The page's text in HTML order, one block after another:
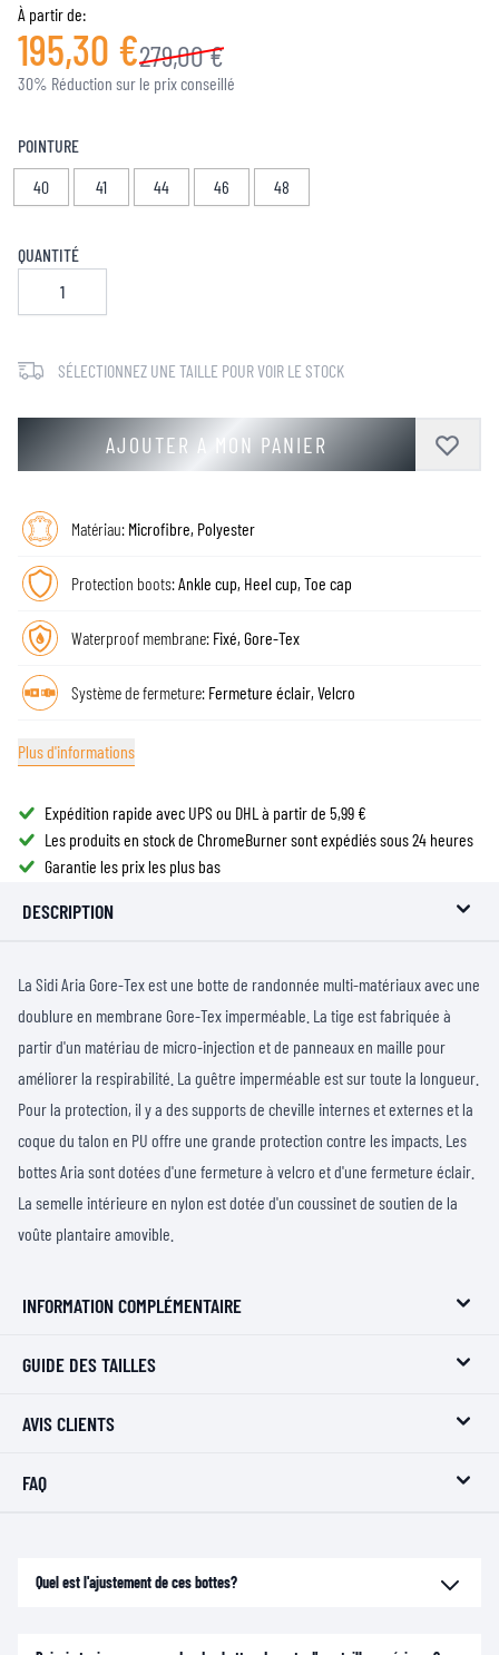
À partir de:
195,30 €279,00 €
30% Réduction sur le prix conseillé
POINTURE
40
41 44 46 48
QUANTITÉ
SÉLECTIONNEZ UNE TAILLE POUR VOIR LE STOCK
AJOUTER A MON PANIER
Matériau: Microfibre, Polyester
Protection boots:Ankle cup, Heel cup, Toe cap
Waterproof membrane: Fixé, Gore-Tex
Système de fermeture: Fermeture éclair, Velcro
Plus d'informations
Expédition rapide avec UPS ou DHL à partir de 5,99 €
Les produits en stock de ChromeBurner sont expédiés sous 24 heures
Garantie les prix les plus bas
DESCRIPTION
La Sidi Aria Gore-Tex est une botte de randonnée multi-matériaux avec une
doublure en membrane Gore-Tex imperméable. La tige est fabriquée à
partir d'un matériau de micro-injection et de panneaux en maille pour
améliorer la respirabilité. La guêtre imperméable est sur toute la longueur.
Pour la protection, il y a des supports de cheville internes et externes et la
coque du talon en PU offre une grande protection contre les impacts. Les
bottes Aria sont dotées d'une fermeture à velcro et d'une fermeture éclair.
La semelle intérieure en nylon est dotée d'un coussinet de soutien de la
voûte plantaire amovible.
INFORMATION COMPLÉMENTAIRE
GUIDE DES TAILLES
AVIS CLIENTS
FAQ
Quel est l'ajustement de ces bottes?